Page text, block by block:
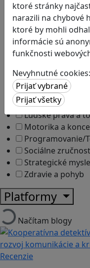
ktoré stránky
narazili na chybové
ktoré by mohli
informácie sú
funkčnosti
Nevyhnutné cookies:
Bezpečnosť na
Čítanie s
Digitálna
Ekológia
Globálne
Kreativita
Kritické myslenie
Kyberšikana
Logické myslenie
Ľudské práva a
Motorika a
Programovanie/
Sociálne
Strategické
Zdravie a pohyb
Platformy
Načítam blogy
Recenzie